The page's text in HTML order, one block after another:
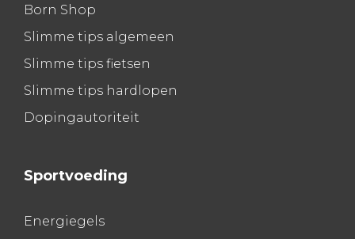
Born Shop
Slimme tips algemeen
Slimme tips fietsen
Slimme tips hardlopen
Dopingautoriteit
Sportvoeding
Energiegels